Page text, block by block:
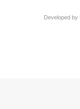
Developed by